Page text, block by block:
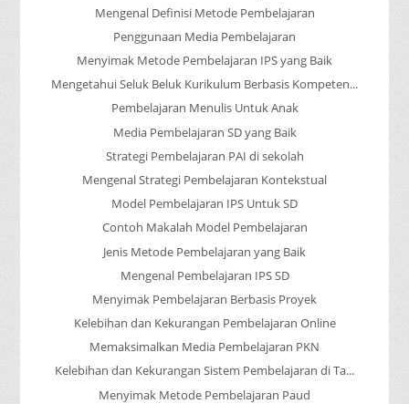
Mengenal Definisi Metode Pembelajaran
Penggunaan Media Pembelajaran
Menyimak Metode Pembelajaran IPS yang Baik
Mengetahui Seluk Beluk Kurikulum Berbasis Kompeten...
Pembelajaran Menulis Untuk Anak
Media Pembelajaran SD yang Baik
Strategi Pembelajaran PAI di sekolah
Mengenal Strategi Pembelajaran Kontekstual
Model Pembelajaran IPS Untuk SD
Contoh Makalah Model Pembelajaran
Jenis Metode Pembelajaran yang Baik
Mengenal Pembelajaran IPS SD
Menyimak Pembelajaran Berbasis Proyek
Kelebihan dan Kekurangan Pembelajaran Online
Memaksimalkan Media Pembelajaran PKN
Kelebihan dan Kekurangan Sistem Pembelajaran di Ta...
Menyimak Metode Pembelajaran Paud